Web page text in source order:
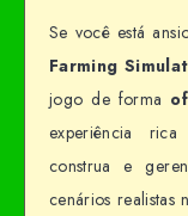
Se você está
Farming
jogo de forma
experiência
construa e
cenários realistas